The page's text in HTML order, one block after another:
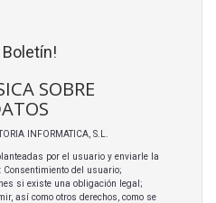
SOBRE
INFORMATICA, S.L.
por el usuario y enviarle la
: Consentimiento del usuario;
si existe una obligación legal;
así como otros derechos, como se